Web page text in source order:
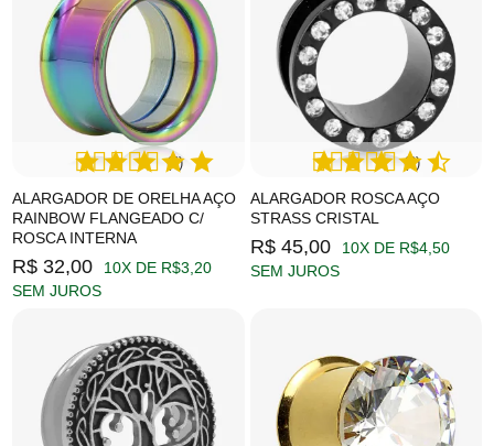
ALARGADOR DE ORELHA AÇO
RAINBOW FLANGEADO C/
ROSCA INTERNA
(4)
R$ 32,00
10X DE R$3,20
SEM JUROS
ALARGADOR ROSCA AÇO
STRASS CRISTAL
(3)
R$ 45,00
10X DE R$4,50
SEM JUROS